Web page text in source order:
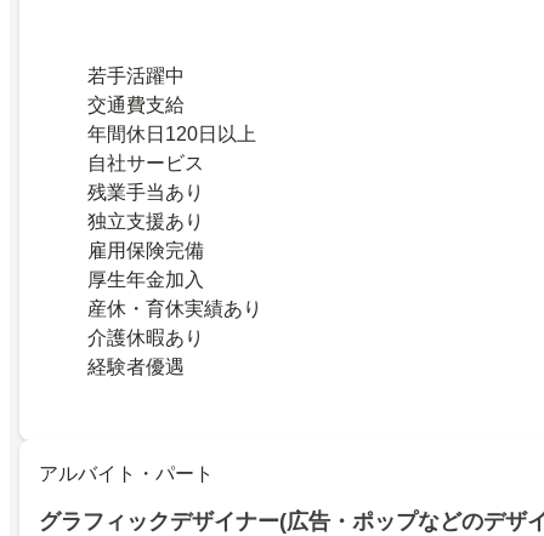
若手活躍中
交通費支給
年間休日120日以上
自社サービス
残業手当あり
独立支援あり
雇用保険完備
厚生年金加入
産休・育休実績あり
介護休暇あり
経験者優遇
アルバイト・パート
グラフィックデザイナー(広告・ポップなどのデザ